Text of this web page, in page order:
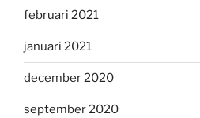
februari 2021
januari 2021
december 2020
september 2020